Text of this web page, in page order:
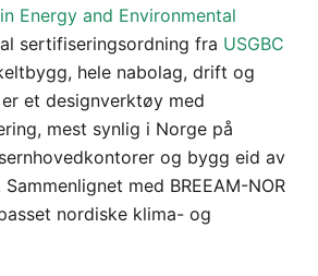
Energy and Environmental
sertifiseringsordning fra USGBC
hele nabolag, drift og
et designverktøy med
mest synlig i Norge på
og bygg eid av
med BREEAM-NOR
nordiske klima- og